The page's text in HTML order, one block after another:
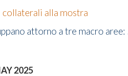
alla mostra
attorno a tre macro aree:
2025